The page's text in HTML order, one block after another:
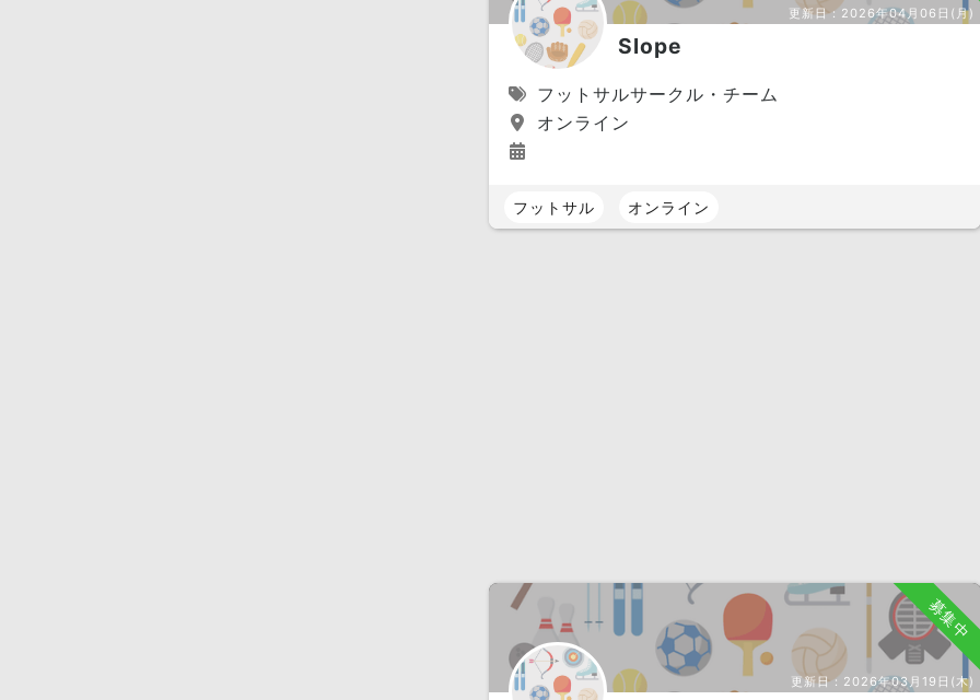
更新日： 2026年04月06日(月)
Slope
フットサルサークル・チーム
オンライン
フットサル オンライン
募集中
更新日： 2026年03月19日(木)